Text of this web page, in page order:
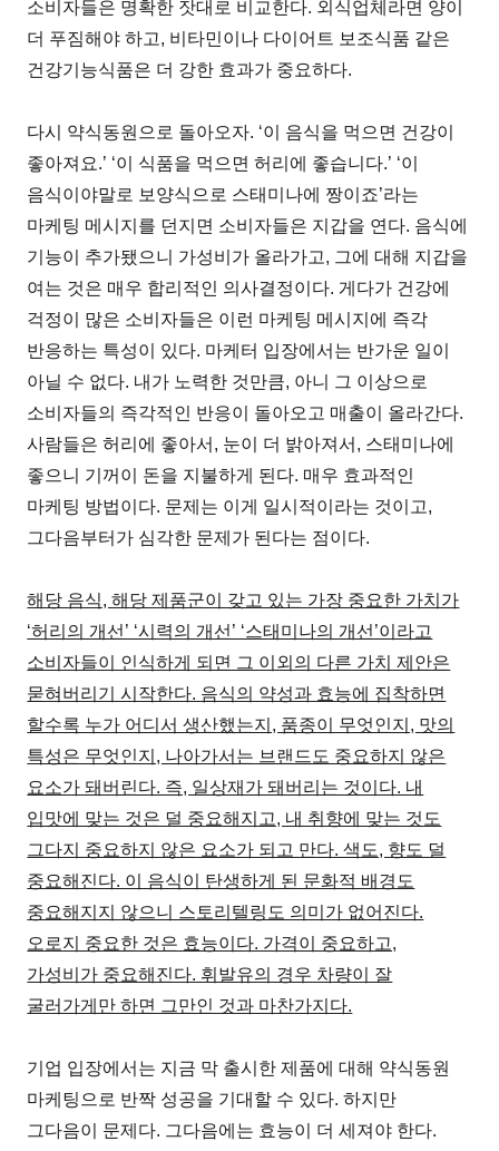
소비자들은 명확한 잣대로 비교한다. 외식업체라면 양이
더 푸짐해야 하고, 비타민이나 다이어트 보조식품 같은
건강기능식품은 더 강한 효과가 중요하다.
다시 약식동원으로 돌아오자. ‘이 음식을 먹으면 건강이
좋아져요.’ ‘이 식품을 먹으면 허리에 좋습니다.’ ‘이
음식이야말로 보양식으로 스태미나에 짱이죠’라는
마케팅 메시지를 던지면 소비자들은 지갑을 연다. 음식에
기능이 추가됐으니 가성비가 올라가고, 그에 대해 지갑을
여는 것은 매우 합리적인 의사결정이다. 게다가 건강에
걱정이 많은 소비자들은 이런 마케팅 메시지에 즉각
반응하는 특성이 있다. 마케터 입장에서는 반가운 일이
아닐 수 없다. 내가 노력한 것만큼, 아니 그 이상으로
소비자들의 즉각적인 반응이 돌아오고 매출이 올라간다.
사람들은 허리에 좋아서, 눈이 더 밝아져서, 스태미나에
좋으니 기꺼이 돈을 지불하게 된다. 매우 효과적인
마케팅 방법이다. 문제는 이게 일시적이라는 것이고,
그다음부터가 심각한 문제가 된다는 점이다.
해당 음식, 해당 제품군이 갖고 있는 가장 중요한 가치가
‘허리의 개선’ ‘시력의 개선’ ‘스태미나의 개선’이라고
소비자들이 인식하게 되면 그 이외의 다른 가치 제안은
묻혀버리기 시작한다. 음식의 약성과 효능에 집착하면
할수록 누가 어디서 생산했는지, 품종이 무엇인지, 맛의
특성은 무엇인지, 나아가서는 브랜드도 중요하지 않은
요소가 돼버린다. 즉, 일상재가 돼버리는 것이다. 내
입맛에 맞는 것은 덜 중요해지고, 내 취향에 맞는 것도
그다지 중요하지 않은 요소가 되고 만다. 색도, 향도 덜
중요해진다. 이 음식이 탄생하게 된 문화적 배경도
중요해지지 않으니 스토리텔링도 의미가 없어진다.
오로지 중요한 것은 효능이다. 가격이 중요하고,
가성비가 중요해진다. 휘발유의 경우 차량이 잘
굴러가게만 하면 그만인 것과 마찬가지다.
기업 입장에서는 지금 막 출시한 제품에 대해 약식동원
마케팅으로 반짝 성공을 기대할 수 있다. 하지만
그다음이 문제다. 그다음에는 효능이 더 세져야 한다.